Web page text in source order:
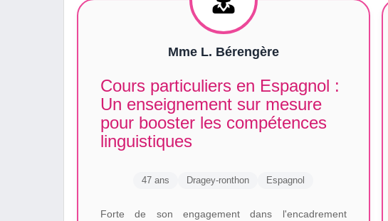
Mme L. Bérengère
Cours particuliers en Espagnol :
Un enseignement sur mesure
pour booster les compétences
linguistiques
47 ans Dragey-ronthon Espagnol
Forte de son engagement dans l'encadrement